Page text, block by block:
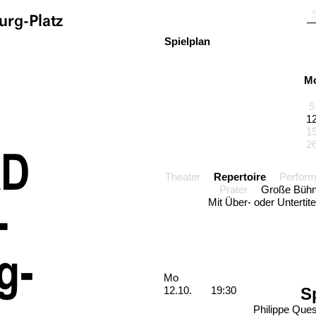
Platz
Spielplan
Theater Repertoire
Prater
Große
Mit Über- oder
5
Montag, 12. Oktober 2026
Mo
12.10.
19:30
Philippe